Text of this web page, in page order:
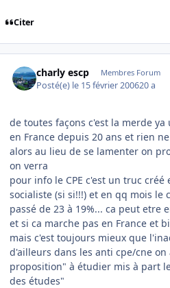
Citer
charly escp Membres Forum
Posté(e) le 15 février 200620 a
de toutes façons c'est la merde
en France depuis 20 ans et rien
alors au lieu de se lamenter on
on verra
pour info le CPE c'est un truc
socialiste (si si!!!) et en qq mois le
passé de 23 à 19%... ca peut etre
et si ca marche pas en France et
mais c'est toujours mieux que
d'ailleurs dans les anti cpe/cne on
proposition" à étudier mis à part
des études"